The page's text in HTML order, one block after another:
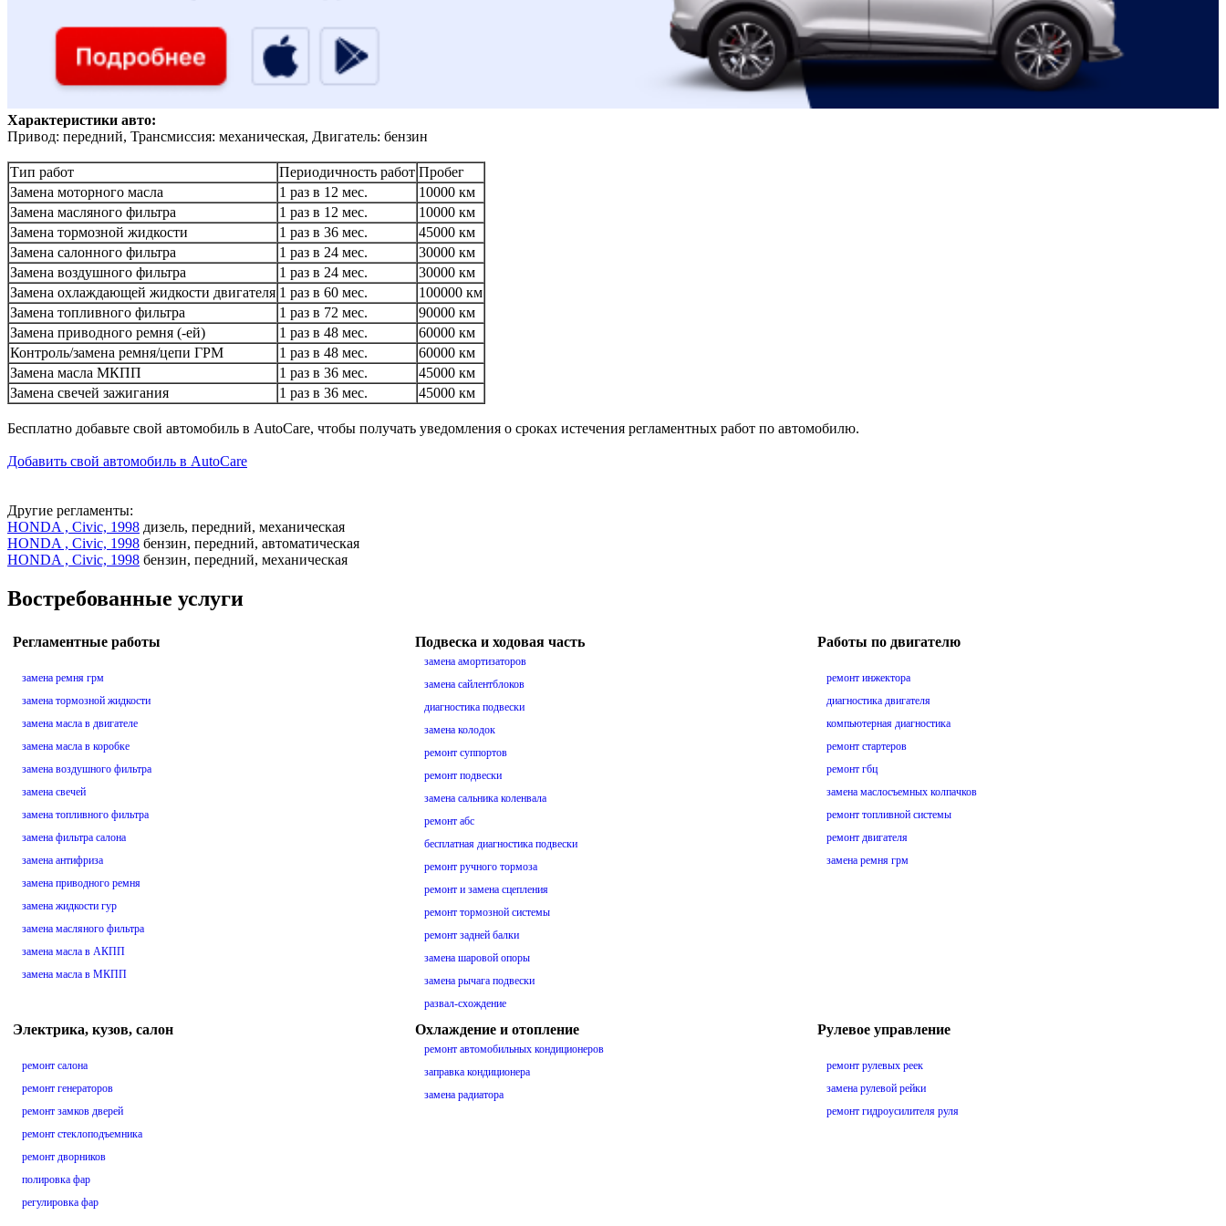
Характеристики авто:
Привод: передний, Трансмиссия: механическая, Двигатель: бензин
Тип работ Периодичность работ Пробег
Замена моторного масла
1 раз в 12 мес.
10000 км
Замена масляного фильтра
1 раз в 12 мес.
10000 км
Замена тормозной жидкости
1 раз в 36 мес.
45000 км
Замена салонного фильтра
1 раз в 24 мес.
30000 км
Замена воздушного фильтра
1 раз в 24 мес.
30000 км
Замена охлаждающей жидкости двигателя 1 раз в 60 мес.
100000 км
Замена топливного фильтра
1 раз в 72 мес.
90000 км
Замена приводного ремня (-ей)
1 раз в 48 мес.
60000 км
Контроль/замена ремня/цепи ГРМ
1 раз в 48 мес.
60000 км
Замена масла МКПП
1 раз в 36 мес.
45000 км
Замена свечей зажигания
1 раз в 36 мес. 45000 км
Бесплатно добавьте свой автомобиль в AutoCare, чтобы получать уведомления о сроках истечения регламентных работ по автомобилю.
Добавить свой автомобиль в AutoCare
Другие регламенты:
HONDA , Civic, 1998 дизель, передний, механическая
HONDA , Civic, 1998 бензин, передний, автоматическая
HONDA , Civic, 1998 бензин, передний, механическая
Востребованные услуги
Регламентные работы
замена ремня грм
замена тормозной жидкости
замена масла в двигателе
замена масла в коробке
замена воздушного фильтра
замена свечей
замена топливного фильтра
замена фильтра салона
замена антифриза
замена приводного ремня
замена жидкости гур
замена масляного фильтра
замена масла в АКПП
замена масла в МКПП
Подвеска и ходовая часть
замена амортизаторов
замена сайлентблоков
диагностика подвески
замена колодок
ремонт суппортов
ремонт подвески
замена сальника коленвала
ремонт абс
бесплатная диагностика подвески
ремонт ручного тормоза
ремонт и замена сцепления
ремонт тормозной системы
ремонт задней балки
замена шаровой опоры
замена рычага подвески
развал-схождение
Работы по двигателю
ремонт инжектора
диагностика двигателя
компьютерная диагностика
ремонт стартеров
ремонт гбц
замена маслосъемных колпачков
ремонт топливной системы
ремонт двигателя
замена ремня грм
Электрика, кузов, салон
ремонт салона
ремонт генераторов
ремонт замков дверей
ремонт стеклоподъемника
ремонт дворников
полировка фар
регулировка фар
Охлаждение и отопление
ремонт автомобильных кондиционеров
заправка кондиционера
замена радиатора
Рулевое управление
ремонт рулевых реек
замена рулевой рейки
ремонт гидроусилителя руля